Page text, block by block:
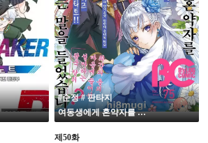
#순정 # 판타지
여동생에게 혼약자를 양보해달라는 말을 들었습니다
제50화